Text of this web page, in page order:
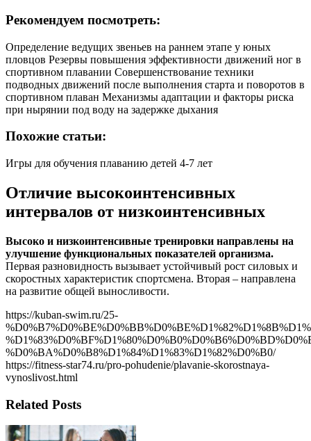
Рекомендуем посмотреть:
Определение ведущих звеньев на раннем этапе у юных
пловцов Резервы повышения эффективности движений ног в
спортивном плавании Совершенствование техники
подводных движений после выполнения старта и поворотов в
спортивном плаван Механизмы адаптации и факторы риска
при нырянии под воду на задержке дыхания
Похожие статьи:
Игры для обучения плаванию детей 4-7 лет
Отличие высокоинтенсивных
интервалов от низкоинтенсивных
Высоко и низкоинтенсивные тренировки направлены на
улучшение функциональных показателей организма.
Первая разновидность вызывает устойчивый рост силовых и
скоростных характеристик спортсмена. Вторая – направлена
на развитие общей выносливости.
https://kuban-swim.ru/25-
%D0%BA%D0%B8%D1%84%D1%83%D1%82%D0%B0/
https://fitness-star74.ru/pro-pohudenie/plavanie-skorostnaya-
vynoslivost.html
Related Posts